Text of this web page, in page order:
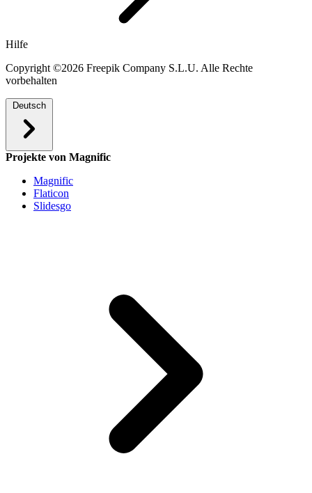
Hilfe
Copyright ©2026 Freepik Company S.L.U. Alle Rechte
vorbehalten
Deutsch
Projekte von Magnific
Magnific
Flaticon
Slidesgo